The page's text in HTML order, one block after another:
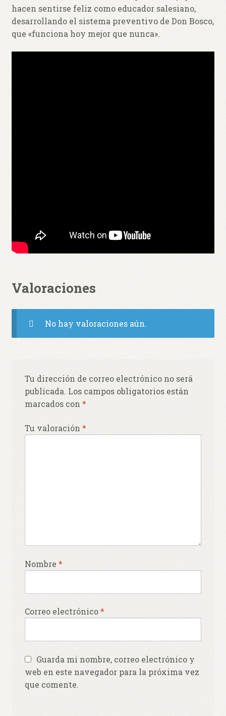
hacen sentirse feliz como educador salesiano,
desarrollando el sistema preventivo de Don Bosco,
que «funciona hoy mejor que nunca».
Valoraciones
No hay valoraciones aún.
Tu dirección de correo electrónico no será
publicada. Los campos obligatorios están
marcados con *
Tu valoración *
Nombre *
Correo electrónico*
Guarda mi nombre, correo electrónico y
web en este navegador para la próxima vez
que comente.